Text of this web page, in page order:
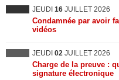
JEUDI 16 JUILLET 2026
Condamnée par avoir
vidéos
JEUDI 02 JUILLET 2026
Charge de la preuve :
signature électronique